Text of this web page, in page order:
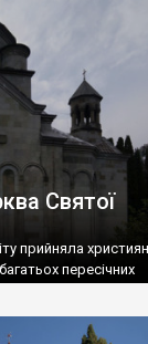
“Вино. Крим
воно все
Святої
прийняла
пересічних